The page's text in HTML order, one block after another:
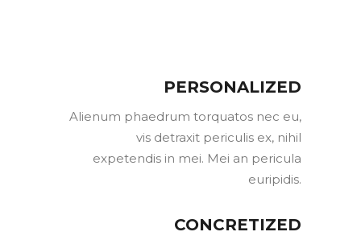
PERSONALIZED
Alienum phaedrum torquatos nec eu,
vis detraxit periculis ex, nihil
expetendis in mei. Mei an pericula
euripidis.
CONCRETIZED